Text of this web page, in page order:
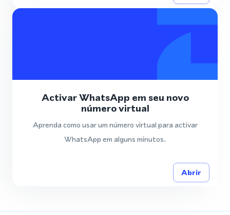
Activar WhatsApp em seu novo
número virtual
Aprenda como usar um número virtual para activar
WhatsApp em alguns minutos.
Abrir